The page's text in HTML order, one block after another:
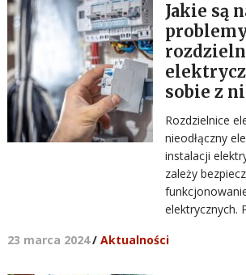
Jakie są
sobie z
Rozdzielnice
nieodłączny
instalacji
zależy
elektrycznych.
23 marca 2024/ Aktualności